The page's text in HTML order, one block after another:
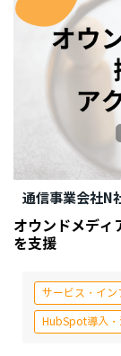
通信事業会社N
オウンドメディ
を支援
サービス・イン
HubSpot導入